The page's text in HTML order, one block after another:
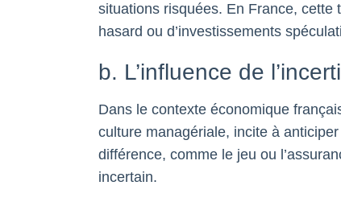
situations risquées. En France,
hasard ou d’investissements
b. L’influence de
Dans le contexte économique
culture managériale, incite à
différence, comme le jeu ou
incertain.